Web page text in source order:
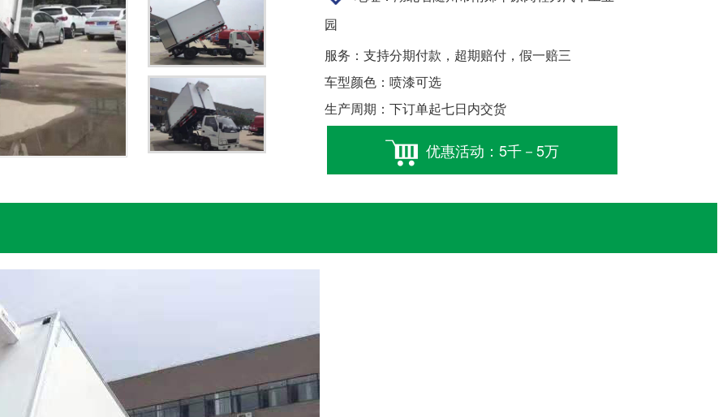
园
服务：支持分期付款，超期赔付，假一赔三
车型颜色：喷漆可选
生产周期：下订单起七日内交货
优惠活动：5千－5万